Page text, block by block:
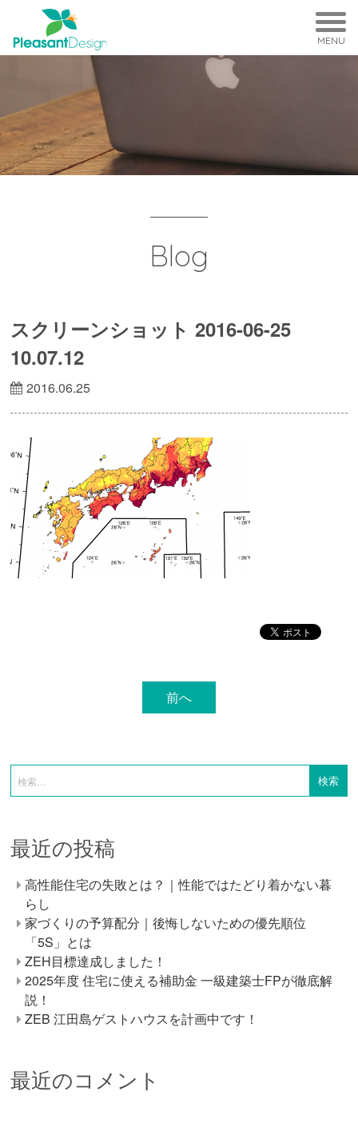
MENU
Blog
スクリーンショット 2016-06-25
10.07.12
2016.06.25
前へ
最近の投稿
高性能住宅の失敗とは？｜性能ではたどり着かない暮
らし
家づくりの予算配分｜後悔しないための優先順位
「5S」とは
ZEH目標達成しました！
2025年度 住宅に使える補助金 一級建築士FPが徹底解
説！
ZEB 江田島ゲストハウスを計画中です！
最近のコメント